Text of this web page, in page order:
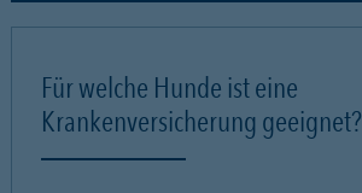
Für welche Hunde ist eine
Krankenversicherung geeignet?